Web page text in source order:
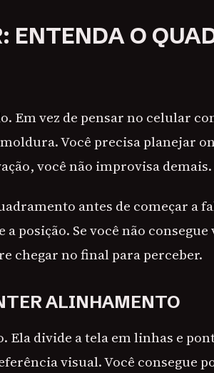
ENTENDA O
Em vez de pensar no celular
Você precisa planejar
você não improvisa demais.
antes de começar a
posição. Se você não
chegar no final para perceber.
ALINHAMENTO
Ela divide a tela em linhas e
visual. Você consegue